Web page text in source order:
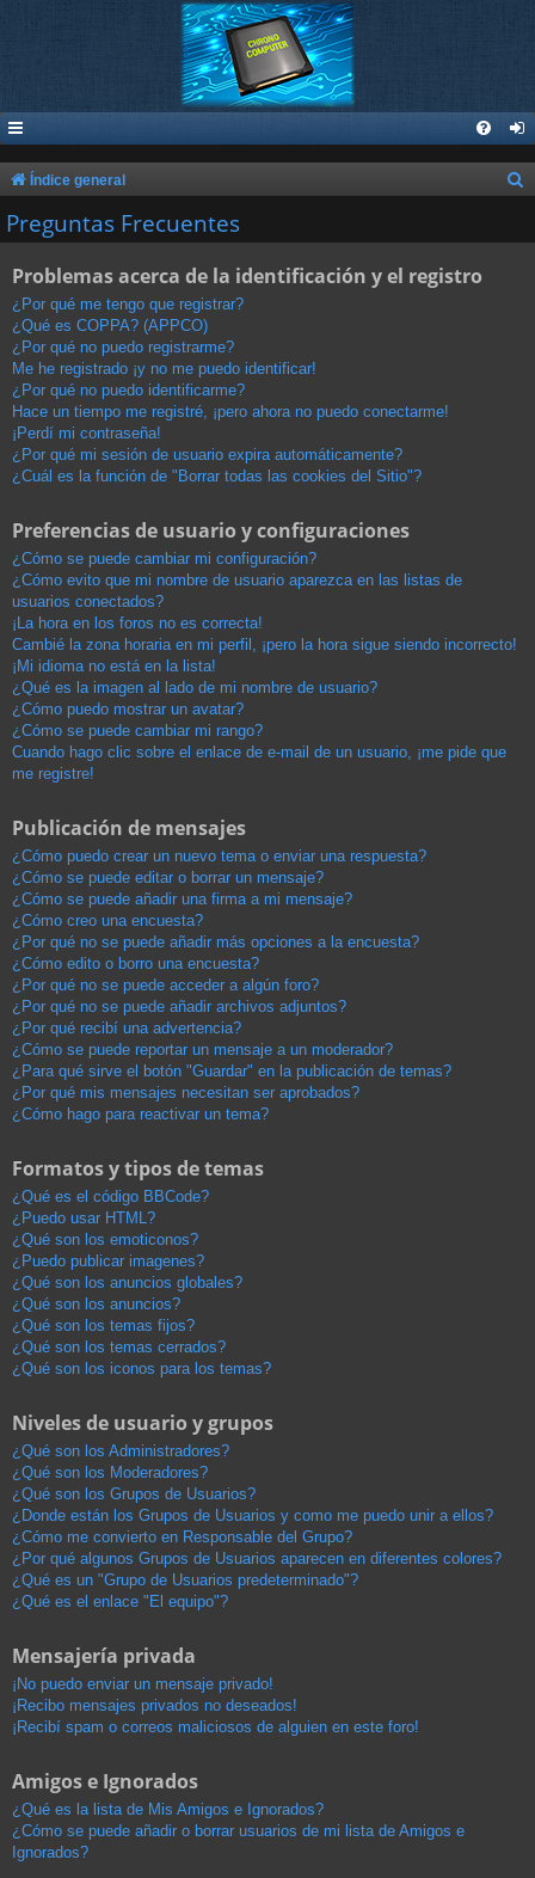
Índice general
s
Preguntas Frecuentes
Problemas acerca de la identificación y el registro
¿Por qué me tengo que registrar?
¿Qué es COPPA? (APPCO)
¿Por qué no puedo registrarme?
Me he registrado ¡y no me puedo identificar!
¿Por qué no puedo identificarme?
Hace un tiempo me registré, ¡pero ahora no puedo conectarme!
¡Perdí mi contraseña!
¿Por qué mi sesión de usuario expira automáticamente?
¿Cuál es la función de "Borrar todas las cookies del Sitio"?
Preferencias de usuario y configuraciones
¿Cómo se puede cambiar mi configuración?
¿Cómo evito que mi nombre de usuario aparezca en las listas de
usuarios conectados?
¡La hora en los foros no es correcta!
Cambié la zona horaria en mi perfil, ¡pero la hora sigue siendo incorrecto!
¡Mi idioma no está en la lista!
¿Qué es la imagen al lado de mi nombre de usuario?
¿Cómo puedo mostrar un avatar?
¿Cómo se puede cambiar mi rango?
Cuando hago clic sobre el enlace de e-mail de un usuario, ¡me pide que
me registre!
Publicación de mensajes
¿Cómo puedo crear un nuevo tema o enviar una respuesta?
¿Cómo se puede editar o borrar un mensaje?
¿Cómo se puede añadir una firma a mi mensaje?
¿Cómo creo una encuesta?
¿Por qué no se puede añadir más opciones a la encuesta?
¿Cómo edito o borro una encuesta?
¿Por qué no se puede acceder a algún foro?
¿Por qué no se puede añadir archivos adjuntos?
¿Por qué recibí una advertencia?
¿Cómo se puede reportar un mensaje a un moderador?
¿Para qué sirve el botón "Guardar" en la publicación de temas?
¿Por qué mis mensajes necesitan ser aprobados?
¿Cómo hago para reactivar un tema?
Formatos y tipos de temas
¿Qué es el código BBCode?
¿Puedo usar HTML?
¿Qué son los emoticonos?
¿Puedo publicar imagenes?
¿Qué son los anuncios globales?
¿Qué son los anuncios?
¿Qué son los temas fijos?
¿Qué son los temas cerrados?
¿Qué son los iconos para los temas?
Niveles de usuario y grupos
¿Qué son los Administradores?
¿Qué son los Moderadores?
¿Qué son los Grupos de Usuarios?
¿Donde están los Grupos de Usuarios y como me puedo unir a ellos?
¿Cómo me convierto en Responsable del Grupo?
¿Por qué algunos Grupos de Usuarios aparecen en diferentes colores?
¿Qué es un "Grupo de Usuarios predeterminado"?
¿Qué es el enlace "El equipo"?
Mensajería privada
¡No puedo enviar un mensaje privado!
¡Recibo mensajes privados no deseados!
¡Recibí spam o correos maliciosos de alguien en este foro!
Amigos e Ignorados
¿Qué es la lista de Mis Amigos e Ignorados?
¿Cómo se puede añadir o borrar usuarios de mi lista de Amigos e
Ignorados?